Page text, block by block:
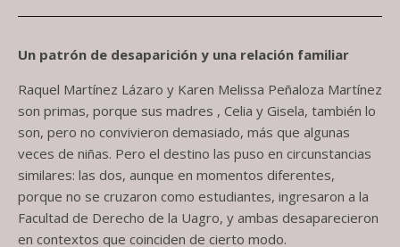
Un patrón de desaparición y una relación familiar
Raquel Martínez Lázaro y Karen Melissa Peñaloza Martínez
son primas, porque sus madres , Celia y Gisela, también lo
son, pero no convivieron demasiado, más que algunas
veces de niñas. Pero el destino las puso en circunstancias
similares: las dos, aunque en momentos diferentes,
porque no se cruzaron como estudiantes, ingresaron a la
Facultad de Derecho de la Uagro, y ambas desaparecieron
en contextos que coinciden de cierto modo.